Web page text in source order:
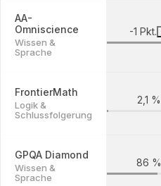
AA-
Omniscience
Wissen &
Sprache
-1 Pkt.
FrontierMath
Logik &
Schlussfolgerung
2,1 %
GPQA Diamond
Wissen &
Sprache
86 %